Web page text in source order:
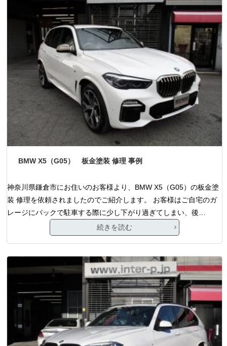
BMW X5（G05） 板金塗装 修理 事例
神奈川県鎌倉市にお住いのお客様より、BMW X5（G05）の板金塗
装 修理を依頼されましたのでご紹介します。 お客様はご自宅のガ
レージにバックで駐車する際に少し下がり過ぎてしまい、後…
続きを読む